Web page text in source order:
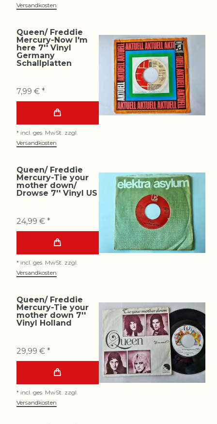
Versandkosten
Queen/ Freddie
Mercury-Now I'm
here 7'' Vinyl
Germany
Schallplatten
7,99 € *
* incl. ges. MwSt. zzgl.
Versandkosten
Queen/ Freddie
Mercury-Tie your
mother down/
Drowse 7'' Vinyl US
24,99 € *
* incl. ges. MwSt. zzgl.
Versandkosten
Queen/ Freddie
Mercury-Tie your
mother down 7''
Vinyl Holland
29,99 € *
* incl. ges. MwSt. zzgl.
Versandkosten